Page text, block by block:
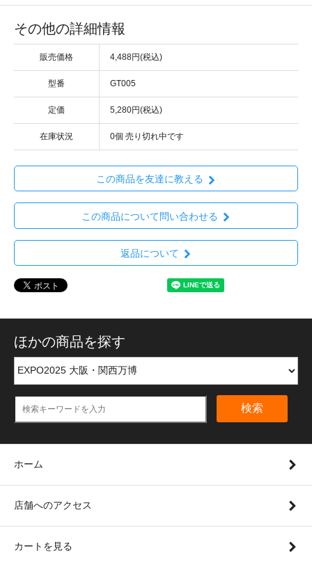
その他の詳細情報
販売価格 4,488円(税込)
型番 GT005
定価 5,280円(税込)
在庫状況 0個 売り切れ中です
この商品を友達に教える
この商品について問い合わせる
返品について
ほかの商品を探す
検索
ホーム
店舗へのアクセス
カートを見る